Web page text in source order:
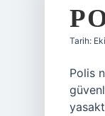
Tarih:
Polis